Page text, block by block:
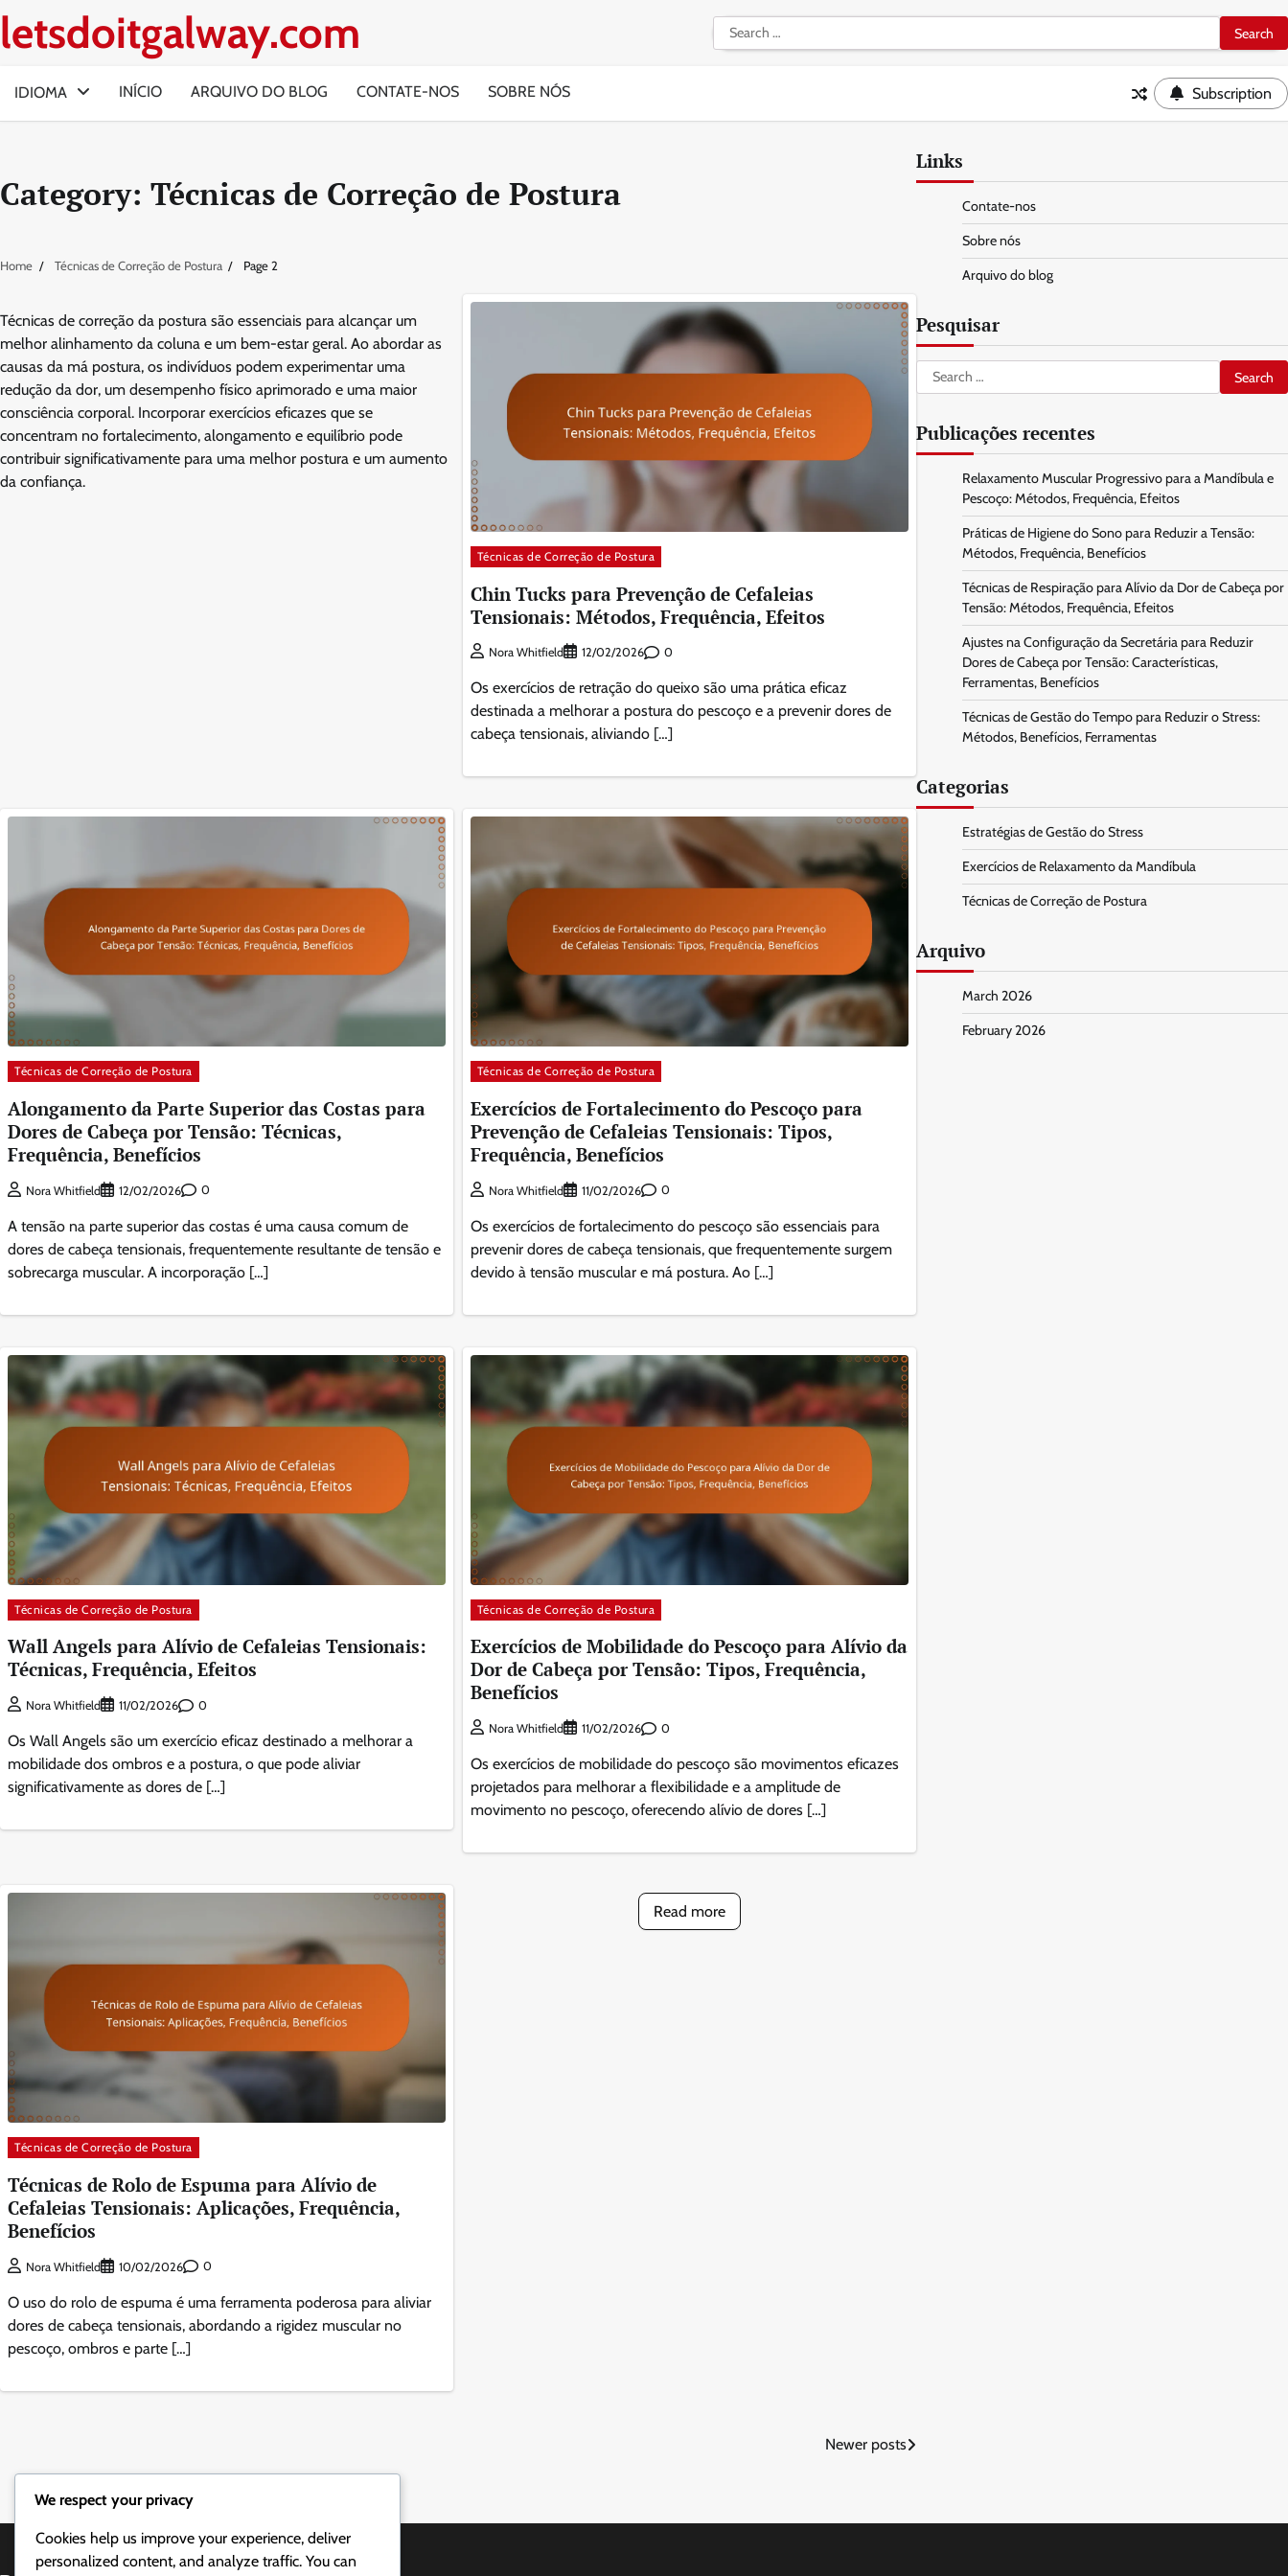
letsdoitgalway.com
Search
for:
IDIOMA INÍCIO ARQUIVO DO BLOG CONTATE-NOS SOBRE NÓS Subscription
Category: Técnicas de Correção de Postura
Home Técnicas de Correção de Postura Page 2
Técnicas de correção da postura são essenciais para alcançar um
melhor alinhamento da coluna e um bem-estar geral. Ao abordar as
causas da má postura, os indivíduos podem experimentar uma
redução da dor, um desempenho físico aprimorado e uma maior
consciência corporal. Incorporar exercícios eficazes que se
concentram no fortalecimento, alongamento e equilíbrio pode
contribuir significativamente para uma melhor postura e um aumento
da confiança.
Técnicas de Correção de Postura
Chin Tucks para Prevenção de Cefaleias
Tensionais: Métodos, Frequência, Efeitos
Nora Whitfield 12/02/2026 0
Os exercícios de retração do queixo são uma prática eficaz
destinada a melhorar a postura do pescoço e a prevenir dores de
cabeça tensionais, aliviando […]
Técnicas de Correção de Postura
Alongamento da Parte Superior das Costas para
Dores de Cabeça por Tensão: Técnicas,
Frequência, Benefícios
Nora Whitfield 12/02/2026 0
A tensão na parte superior das costas é uma causa comum de
dores de cabeça tensionais, frequentemente resultante de tensão e
sobrecarga muscular. A incorporação […]
Técnicas de Correção de Postura
Exercícios de Fortalecimento do Pescoço para
Prevenção de Cefaleias Tensionais: Tipos,
Frequência, Benefícios
Nora Whitfield 11/02/2026 0
Os exercícios de fortalecimento do pescoço são essenciais para
prevenir dores de cabeça tensionais, que frequentemente surgem
devido à tensão muscular e má postura. Ao […]
Técnicas de Correção de Postura
Wall Angels para Alívio de Cefaleias Tensionais:
Técnicas, Frequência, Efeitos
Nora Whitfield 11/02/2026 0
Os Wall Angels são um exercício eficaz destinado a melhorar a
mobilidade dos ombros e a postura, o que pode aliviar
significativamente as dores de […]
Técnicas de Correção de Postura
Exercícios de Mobilidade do Pescoço para Alívio da
Dor de Cabeça por Tensão: Tipos, Frequência,
Benefícios
Nora Whitfield 11/02/2026 0
Os exercícios de mobilidade do pescoço são movimentos eficazes
projetados para melhorar a flexibilidade e a amplitude de
movimento no pescoço, oferecendo alívio de dores […]
Técnicas de Correção de Postura
Técnicas de Rolo de Espuma para Alívio de
Cefaleias Tensionais: Aplicações, Frequência,
Benefícios
Nora Whitfield 10/02/2026 0
O uso do rolo de espuma é uma ferramenta poderosa para aliviar
dores de cabeça tensionais, abordando a rigidez muscular no
pescoço, ombros e parte […]
Read more
navigation
Newer posts
Links
Contate-nos
Sobre nós
Arquivo do blog
Pesquisar
Search
for:
Publicações recentes
Relaxamento Muscular Progressivo para a Mandíbula e
Pescoço: Métodos, Frequência, Efeitos
Práticas de Higiene do Sono para Reduzir a Tensão:
Métodos, Frequência, Benefícios
Técnicas de Respiração para Alívio da Dor de Cabeça por
Tensão: Métodos, Frequência, Efeitos
Ajustes na Configuração da Secretária para Reduzir
Dores de Cabeça por Tensão: Características,
Ferramentas, Benefícios
Técnicas de Gestão do Tempo para Reduzir o Stress:
Métodos, Benefícios, Ferramentas
Categorias
Estratégias de Gestão do Stress
Exercícios de Relaxamento da Mandíbula
Técnicas de Correção de Postura
Arquivo
March 2026
February 2026
We respect your privacy
Cookies help us improve your experience, deliver
personalized content, and analyze traffic. You can